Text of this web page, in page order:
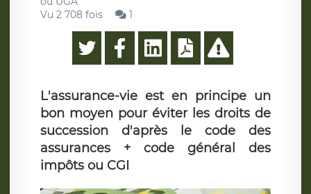
Vu 2 708 fois
1
L'assurance-vie est en principe un
bon moyen pour éviter les droits de
succession d'après le code des
assurances + code général des
impôts ou CGI